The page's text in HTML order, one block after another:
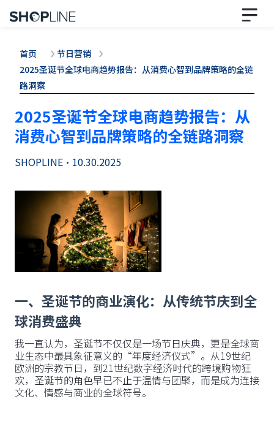
首页
节日营销
2025圣诞节全球电商趋势报告：从消费心智到品牌策略的全链
路洞察
2025圣诞节全球电商趋势报告：从
消费心智到品牌策略的全链路洞察
SHOPLINE • 10.30.2025
一、圣诞节的商业演化：从传统节庆到全
球消费盛典
我一直认为，圣诞节不仅仅是一场节日庆典，更是全球商
业生态中最具象征意义的“年度经济仪式”。从19世纪
欧洲的宗教节日，到21世纪数字经济时代的跨境购物狂
欢，圣诞节的角色早已不止于温情与团聚，而是成为连接
文化、情感与商业的全球符号。